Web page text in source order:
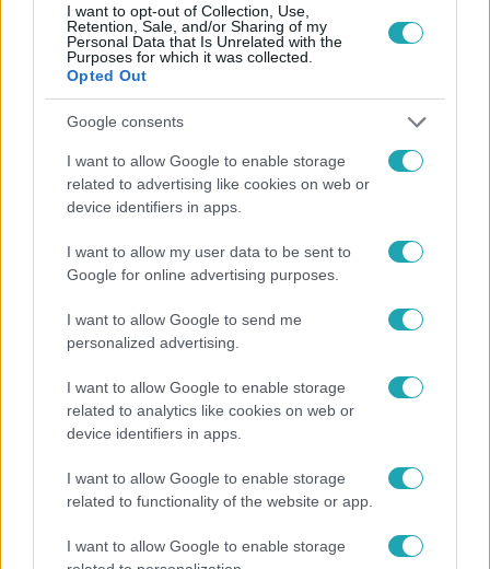
I want to opt-out of Collection, Use,
Retention, Sale, and/or Sharing of my
Personal Data that Is Unrelated with the
Purposes for which it was collected.
Opted Out
Google consents
I want to allow Google to enable storage
related to advertising like cookies on web or
device identifiers in apps.
I want to allow my user data to be sent to
Google for online advertising purposes.
I want to allow Google to send me
personalized advertising.
I want to allow Google to enable storage
related to analytics like cookies on web or
device identifiers in apps.
I want to allow Google to enable storage
related to functionality of the website or app.
I want to allow Google to enable storage
Ezt sokan nem tudják: Ennyibe kerül valójában, ha
egész nap megy a klíma